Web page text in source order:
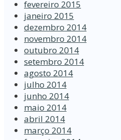
fevereiro 2015
janeiro 2015
dezembro 2014
novembro 2014
outubro 2014
setembro 2014
agosto 2014
julho 2014
junho 2014
maio 2014
abril 2014
março 2014